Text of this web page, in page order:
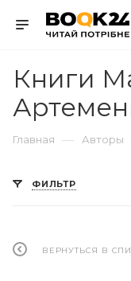
Книги
Главная — Авторы
ФИЛЬТР
ВЕРНУТЬСЯ В